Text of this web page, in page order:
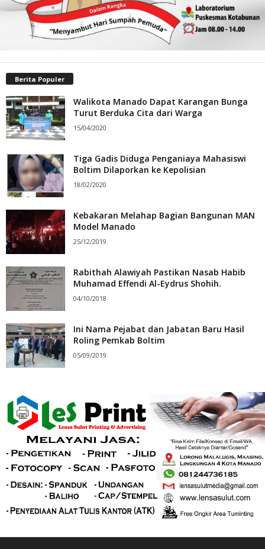
Berita Populer
Walikota Manado Dapat Karangan Bunga
Turut Berduka Cita dari Warga
15/04/2020
Tiga Gadis Diduga Penganiaya Mahasiswi
Boltim Dilaporkan ke Kepolisian
18/02/2020
Kebakaran Melahap Bagian Bangunan MAN
Model Manado
25/12/2019
Rabithah Alawiyah Pastikan Nasab Habib
Muhamad Effendi Al-Eydrus Shohih.
04/10/2018
Ini Nama Pejabat dan Jabatan Baru Hasil
Roling Pemkab Boltim
05/09/2019